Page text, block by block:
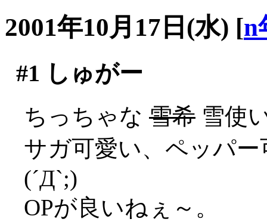
2001年10月17日(水) [n
#1 しゅがー
ちっちゃな 雪希 雪使
サガ可愛い、ペッパ
(´Д`;)
OPが良いねぇ～。